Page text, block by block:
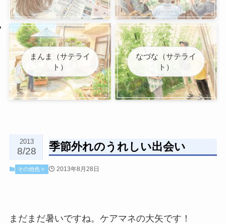
まんま（サテライ
ト）
なづな（サテライ
ト）
季節外れのうれしい出会い
2013
8/28
その他色々 2013年8月28日
まだまだ暑いですね。ケアマネの大矢です！